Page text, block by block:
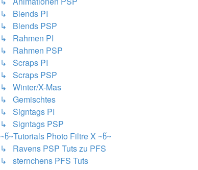
↳ Blends PI
↳ Blends PSP
↳ Rahmen PI
↳ Rahmen PSP
↳ Scraps PI
↳ Scraps PSP
↳ Winter/X-Mas
↳ Gemischtes
↳ Signtags PI
↳ Signtags PSP
~წ~Tutorials Photo Filtre X ~წ~
↳ Ravens PSP Tuts zu PFS
↳ sternchens PFS Tuts